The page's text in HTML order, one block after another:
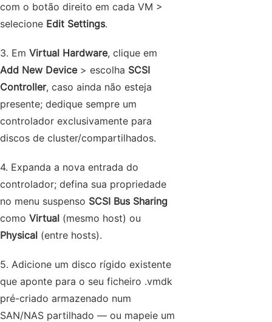
com o botão direito em cada VM >
selecione Edit Settings.
3. Em Virtual Hardware, clique em
Add New Device> escolha SCSI
Controller, caso ainda não esteja
presente; dedique sempre um
controlador exclusivamente para
discos de cluster/compartilhados.
4. Expanda a nova entrada do
controlador; defina sua propriedade
no menu suspenso SCSI Bus Sharing
como Virtual (mesmo host) ou
Physical (entre hosts).
5. Adicione um disco rígido existente
que aponte para o seu ficheiro .vmdk
pré-criado armazenado num
SAN/NAS partilhado — ou mapeie um